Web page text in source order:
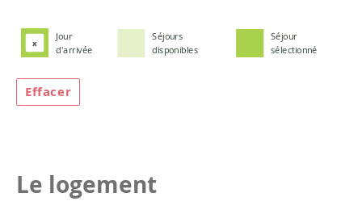
x
Jour
d'arrivée
Séjours
disponibles
Séjour
sélectionné
Effacer
Le logement